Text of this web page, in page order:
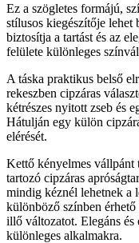
Ez a szögletes formájú,
stílusos kiegészítője
biztosítja a tartást és az
felülete különleges
A táska praktikus belső
rekeszben cipzáras
kétrészes nyitott zseb és
Hátulján egy külön
elérését.
Kettő kényelmes vállpánt
tartozó cipzáras
mindig kéznél lehetnek a
különböző színben
illő változatot. Elegáns és
különleges alkalmakra.